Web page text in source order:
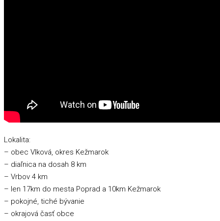
Lokalita:
– obec Vlková, okres Kežmarok
– diaľnica na dosah 8 km
– Vrbov 4 km
– len 17km do mesta Poprad a 10km Kežmarok
– pokojné, tiché bývanie
– okrajová časť obce